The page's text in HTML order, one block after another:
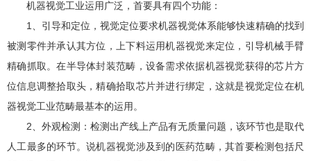
机器视觉工业运用广泛，首要具有四个功能：
1 、引导和定位，视觉定位要求机器视觉体系能够快速精确的找到
被测零件并承认其方位，上下料运用机器视觉来定位，引导机械手臂
精确抓取。在半导体封装范畴，设备需求依据机器视觉获得的芯片方
位信息调整拾取头，精确拾取芯片并进行绑定，这就是视觉定位在机
器视觉工业范畴最基本的运用。
2、外观检测：检测出产线上产品有无质量问题，该环节也是取代
人工最多的环节。说机器视觉涉及到的医药范畴，其首要检测包括尺